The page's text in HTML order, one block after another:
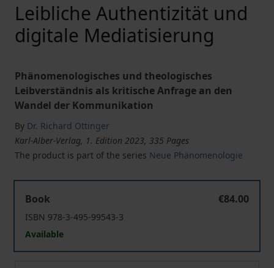
Leibliche Authentizität und
digitale Mediatisierung
Phänomenologisches und theologisches
Leibverständnis als kritische Anfrage an den
Wandel der Kommunikation
By Dr. Richard Ottinger
Karl-Alber-Verlag, 1. Edition 2023, 335 Pages
The product is part of the series Neue Phänomenologie
Book
€84.00
ISBN 978-3-495-99543-3
Available